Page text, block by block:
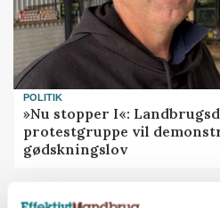
POLITIK
»Nu stopper I«:
protestgruppe vil
gødskningslov